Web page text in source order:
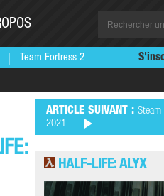
Team Fortress 2
ARTICLE SUIVANT :
2021
HALF-LIFE: ALYX